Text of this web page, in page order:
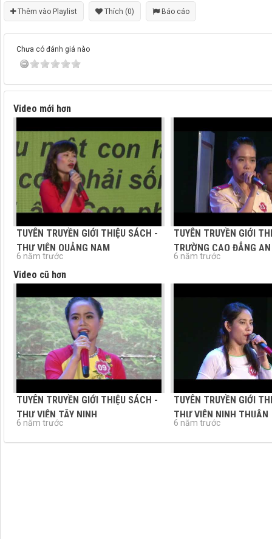
Thêm vào Playlist Thích (0) Báo cáo
Chưa có đánh giá nào
Video mới hơn
TUYÊN TRUYỀN GIỚI THIỆU SÁCH -
THƯ VIỆN QUẢNG NAM
6 năm trước
TUYÊN TRUYỀN GIỚI
TRƯỜNG CAO ĐẲNG
6 năm trước
Video cũ hơn
TUYÊN TRUYỀN GIỚI THIỆU SÁCH -
THƯ VIỆN TÂY NINH
6 năm trước
TUYÊN TRUYỀN GIỚI
THƯ VIỆN NINH THUẬN
6 năm trước